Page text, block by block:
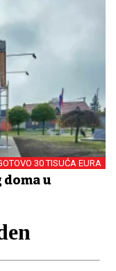
30 TISUĆA EURA
u